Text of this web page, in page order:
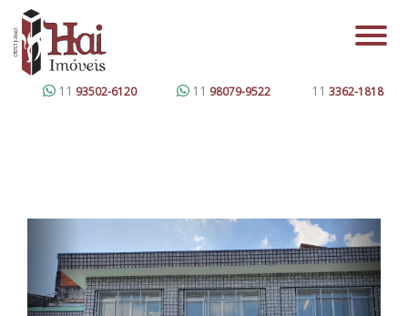
11 93502-6120 11 98079-9522 11 3362-1818